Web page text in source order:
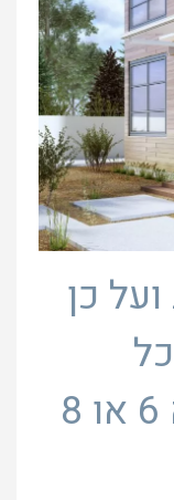
כן
מקום, כולל בקומה 6 או 8